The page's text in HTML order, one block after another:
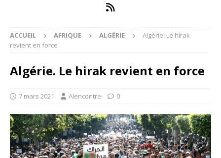
ACCUEIL AFRIQUE ALGÉRIE
Algérie. Le hirak
revient en force
Algérie. Le hirak revient en force
7 mars 2021 Alencontre 0